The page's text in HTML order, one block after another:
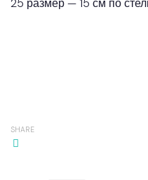
25 размер — 15 см по
SHARE